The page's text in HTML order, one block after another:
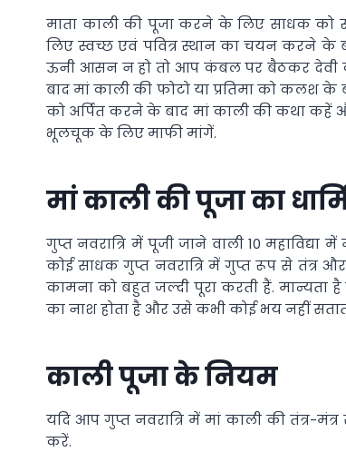
माता काली की पूजा करने के लिए साधक को
लिए स्वच्छ एवं पवित्र स्थान का चयन करने
ऊनी आसन न हो तो आप कंबल पर बैठकर देवी
बाद मां काली की फोटो या प्रतिमा को
को अर्पित करने के बाद मां काली की कथा
भूलचूक के लिए माफी मांगें.
मां काली की पूजा का
गुप्त नवरात्रि में पूजी जाने वाली 10
कोई साधक गुप्त नवरात्रि में गुप्त रूप से तंत्र
कामना को बहुत जल्दी पूरा करती हैं.
का नाश होता है और उसे कभी कोई भय नहीं
काली पूजा के नियम
यदि आप गुप्त नवरात्रि में मां काली की तंत्र-
करें.